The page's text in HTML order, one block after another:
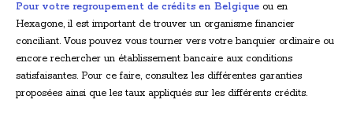
Pour votre regroupement de crédits en Belgique ou en
Hexagone, il est important de trouver un organisme financier
conciliant. Vous pouvez vous tourner vers votre banquier ordinaire ou
encore rechercher un établissement bancaire aux conditions
satisfaisantes. Pour ce faire, consultez les différentes garanties
proposées ainsi que les taux appliqués sur les différents crédits.